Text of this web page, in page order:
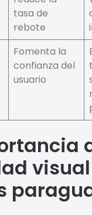
tasa de
rebote
Fomenta la
confianza del
usuario